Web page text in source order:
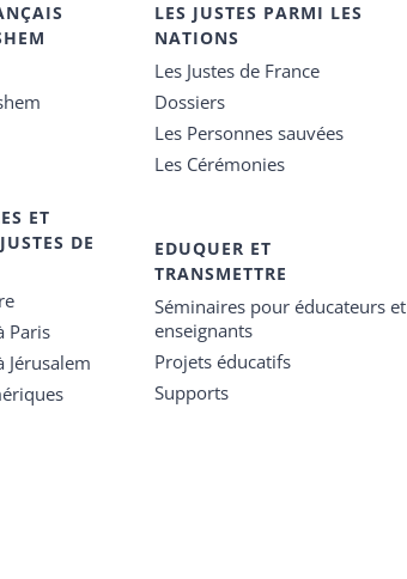
ET
DE
Paris
Jérusalem
LES JUSTES PARMI LES
NATIONS
Les Justes de France
Dossiers
Les Personnes sauvées
Les Cérémonies
EDUQUER ET
TRANSMETTRE
Séminaires pour éducateurs et
enseignants
Projets éducatifs
Supports